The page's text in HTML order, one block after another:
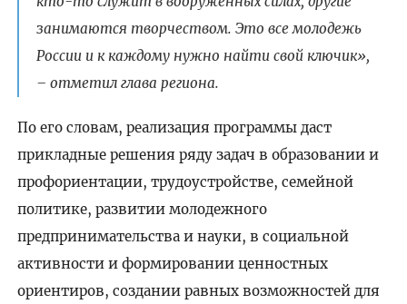
занимаются творчеством. Это все молодежь
России и к каждому нужно найти свой ключик»,
– отметил глава региона.
По его словам, реализация программы даст
прикладные решения ряду задач в образовании и
профориентации, трудоустройстве, семейной
политике, развитии молодежного
предпринимательства и науки, в социальной
активности и формировании ценностных
ориентиров, создании равных возможностей для